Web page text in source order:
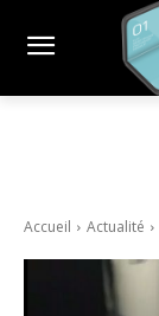
Accueil Actualité